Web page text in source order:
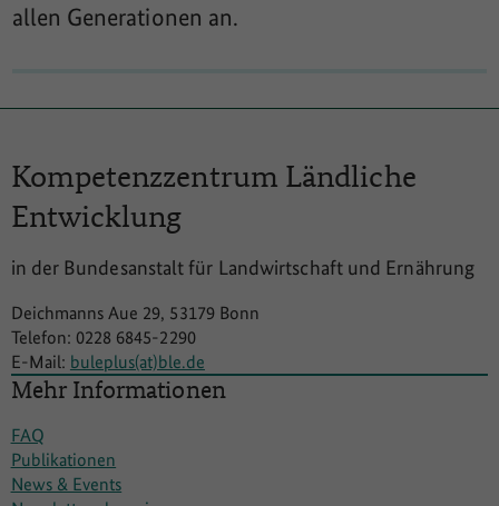
allen Generationen an.
Kompetenzzentrum Ländliche
Entwicklung
in der Bundesanstalt für Landwirtschaft und Ernährung
Deichmanns Aue 29, 53179 Bonn
Telefon: 0228 6845-2290
E-Mail: buleplus(at)ble.de
Mehr Informationen
FAQ
Publikationen
News & Events